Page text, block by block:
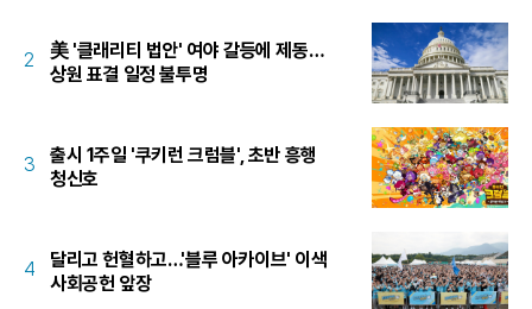
2
美 '클래리티 법안' 여야 갈등에 제동…
상원 표결 일정 불투명
3
출시 1주일 '쿠키런 크럼블', 초반 흥행
청신호
4
달리고 헌혈하고…'블루 아카이브' 이색
사회공헌 앞장